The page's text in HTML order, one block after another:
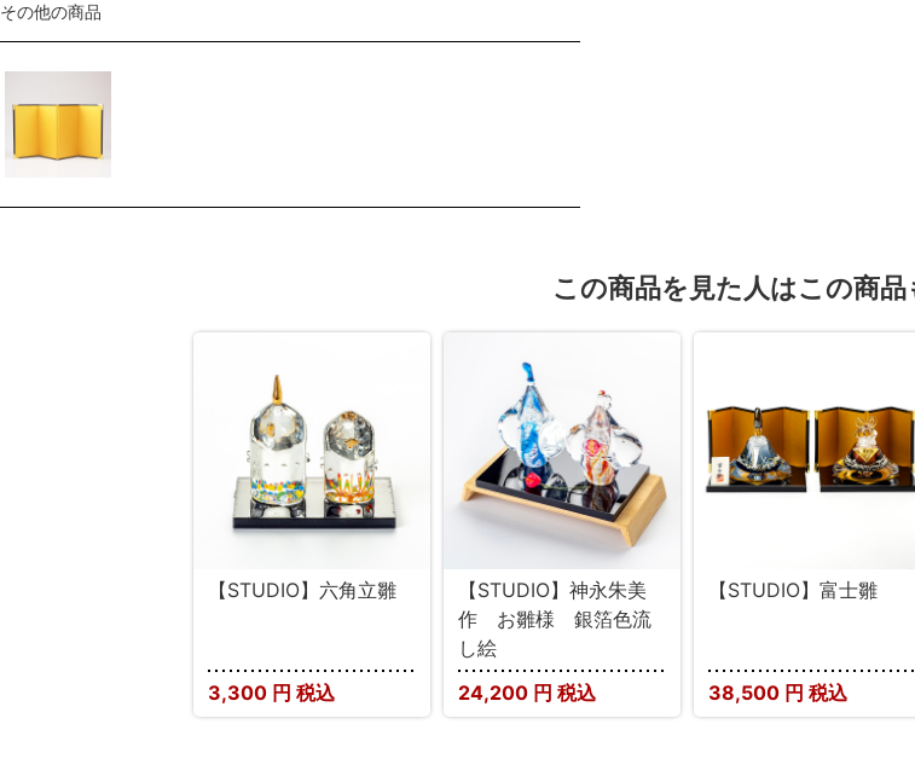
その他の商品
この商品を見た人はこの商
【STUDIO】六角立雛
3,300 円 税込
【STUDIO】神永朱美
作 お雛様 銀箔色流
し絵
24,200 円 税込
【STUDIO】富士雛
38,500 円 税込